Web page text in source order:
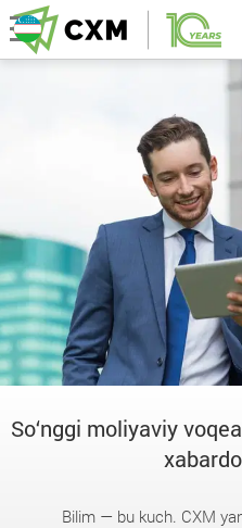
So‘nggi moliyaviy
Bilim — bu kuch. CXM